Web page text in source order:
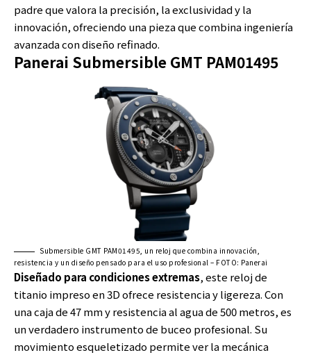
padre que valora la precisión, la exclusividad y la
innovación, ofreciendo una pieza que combina ingeniería
avanzada con diseño refinado.
Panerai Submersible GMT PAM01495
Submersible GMT PAM01495, un reloj que combina innovación,
resistencia y un diseño pensado para el uso profesional – FOTO: Panerai
Diseñado para condiciones extremas, este reloj de
titanio impreso en 3D ofrece resistencia y ligereza. Con
una caja de 47 mm y resistencia al agua de 500 metros, es
un verdadero instrumento de buceo profesional. Su
movimiento esqueletizado permite ver la mecánica